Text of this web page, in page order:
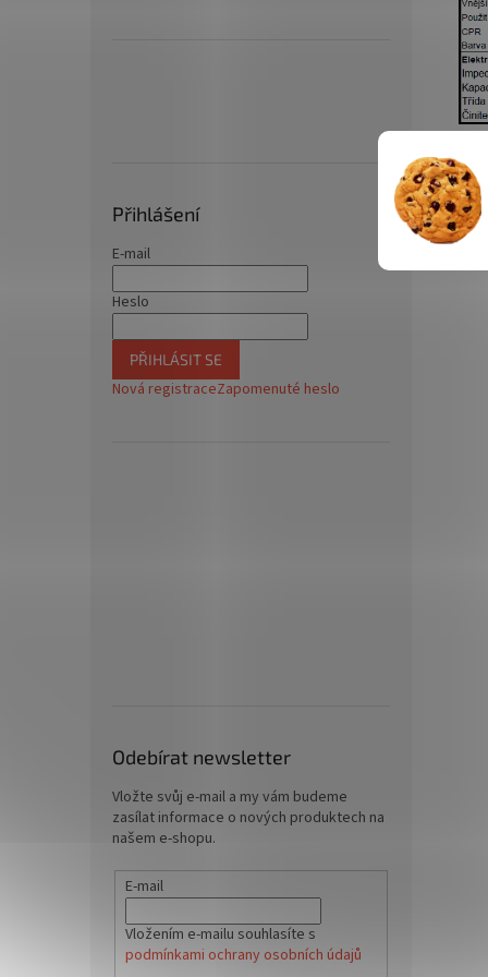
Přihlášení
E-mail
Heslo
PŘIHLÁSIT SE
Nová registraceZapomenuté heslo
Odebírat newsletter
Vložte svůj e-mail a my vám budeme
zasílat informace o nových produktech na
našem e-shopu.
E-mail
Vložením e-mailu souhlasíte s
podmínkami ochrany osobních údajů